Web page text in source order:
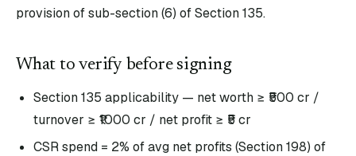
provision of sub-section (6) of Section 135.
What to verify before signing
Section 135 applicability — net worth ≥ ₹500 cr /
turnover ≥ ₹1000 cr / net profit ≥ ₹5 cr
CSR spend = 2% of avg net profits (Section 198) of